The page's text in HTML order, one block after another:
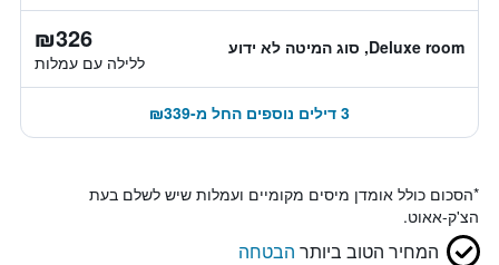
Deluxe room, סוג המיטה לא ידוע ₪326
ללילה עם עמלות
3 דילים נוספים החל מ-₪339
*הסכום כולל אומדן מיסים מקומיים ועמלות שיש לשלם בעת
הצ'ק-אאוט.
המחיר הטוב ביותר הבטחה